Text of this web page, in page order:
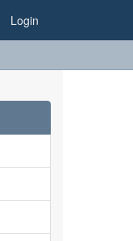
Login